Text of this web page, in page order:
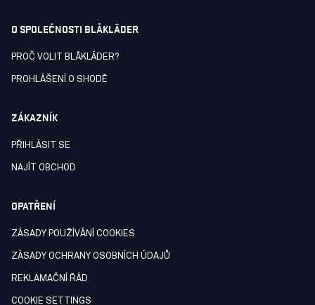
O SPOLEČNOSTI BLÅKLÄDER
PROČ VOLIT BLÅKLÄDER?
PROHLÁŠENÍ O SHODĚ
ZÁKAZNÍK
PŘIHLÁSIT SE
NAJÍT OBCHOD
OPATŘENÍ
ZÁSADY POUŽÍVÁNÍ COOKIES
ZÁSADY OCHRANY OSOBNÍCH ÚDAJŮ
REKLAMAČNÍ ŘÁD
COOKIE SETTINGS